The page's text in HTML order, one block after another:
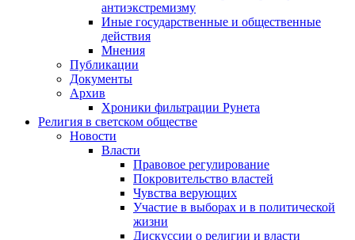
антиэкстремизму
Иные государственные и общественные
действия
Мнения
Публикации
Документы
Архив
Хроники фильтрации Рунета
Религия в светском обществе
Новости
Власти
Правовое регулирование
Покровительство властей
Чувства верующих
Участие в выборах и в политической
жизни
Дискуссии о религии и власти